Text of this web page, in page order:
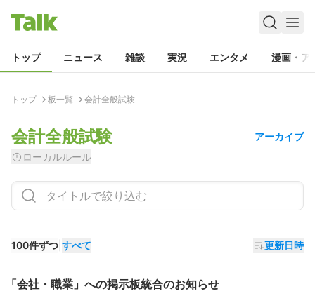
トップ ニュース 雑談 実況 エンタメ 漫画・ア
トップ 板一覧 会計全般試験
会計全般試験
アーカイブ
ローカルルール
100件ずつ すべて 更新日時
「会社・職業」への掲示板統合のお知らせ